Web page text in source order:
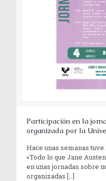
Participación en la
organizada por la
Hace unas semanas
«Todo lo que Jane
en unas jornadas sobre
organizadas […]